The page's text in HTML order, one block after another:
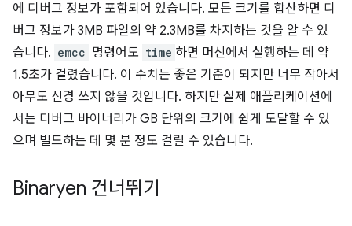
에 디버그 정보가 포함되어 있습니다. 모든 크기를 합산하면 디
버그 정보가 3MB 파일의 약 2.3MB를 차지하는 것을 알 수 있
습니다. emcc 명령어도 time 하면 머신에서 실행하는 데 약
1.5초가 걸렸습니다. 이 수치는 좋은 기준이 되지만 너무 작아서
아무도 신경 쓰지 않을 것입니다. 하지만 실제 애플리케이션에
서는 디버그 바이너리가 GB 단위의 크기에 쉽게 도달할 수 있
으며 빌드하는 데 몇 분 정도 걸릴 수 있습니다.
Binaryen 건너뛰기